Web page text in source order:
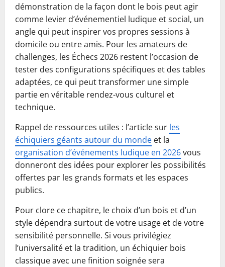
démonstration de la façon dont le bois peut agir
comme levier d’événementiel ludique et social, un
angle qui peut inspirer vos propres sessions à
domicile ou entre amis. Pour les amateurs de
challenges, les Échecs 2026 restent l’occasion de
tester des configurations spécifiques et des tables
adaptées, ce qui peut transformer une simple
partie en véritable rendez-vous culturel et
technique.
Rappel de ressources utiles : l’article sur les
échiquiers géants autour du monde et la
organisation d’événements ludique en 2026vous
donneront des idées pour explorer les possibilités
offertes par les grands formats et les espaces
publics.
Pour clore ce chapitre, le choix d’un bois et d’un
style dépendra surtout de votre usage et de votre
sensibilité personnelle. Si vous privilégiez
l’universalité et la tradition, un échiquier bois
classique avec une finition soignée sera